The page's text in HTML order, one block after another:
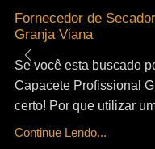
Fornecedor de
Granja Viana
Se você esta buscado
Capacete Profissional
certo! Por que utilizar
Continue Lendo...